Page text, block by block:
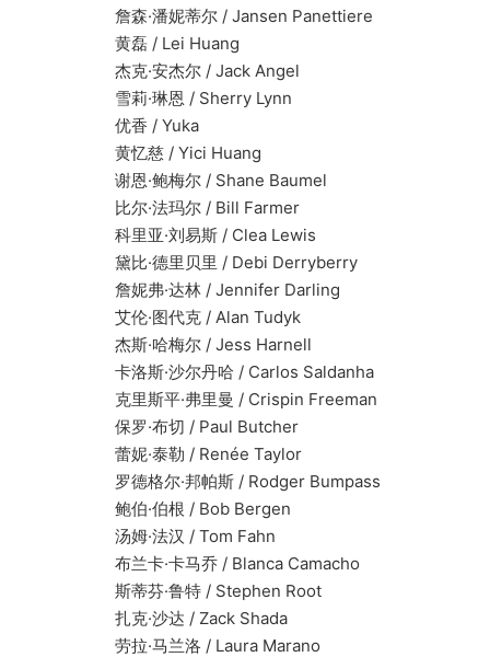
詹森·潘妮蒂尔 / Jansen Panettiere
黄磊 / Lei Huang
杰克·安杰尔 / Jack Angel
雪莉·琳恩 / Sherry Lynn
优香 / Yuka
黄忆慈 / Yici Huang
谢恩·鲍梅尔 / Shane Baumel
比尔·法玛尔 / Bill Farmer
科里亚·刘易斯 / Clea Lewis
黛比·德里贝里 / Debi Derryberry
詹妮弗·达林 / Jennifer Darling
艾伦·图代克 / Alan Tudyk
杰斯·哈梅尔 / Jess Harnell
卡洛斯·沙尔丹哈 / Carlos Saldanha
克里斯平·弗里曼 / Crispin Freeman
保罗·布切 / Paul Butcher
蕾妮·泰勒 / Renée Taylor
罗德格尔·邦帕斯 / Rodger Bumpass
鲍伯·伯根 / Bob Bergen
汤姆·法汉 / Tom Fahn
布兰卡·卡马乔 / Blanca Camacho
斯蒂芬·鲁特 / Stephen Root
扎克·沙达 / Zack Shada
劳拉·马兰洛 / Laura Marano